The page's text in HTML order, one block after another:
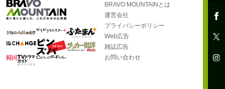
BRAVO MOUNTAINとは
運営会社
プライバシーポリシー
Web広告
雑誌広告
お問い合わせ